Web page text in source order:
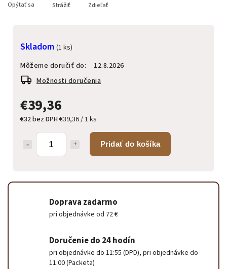
€39,36
€32 bez DPH€39,36 / 1 ks
Pridať do košíka
Skladom (1 ks)
Môžeme doručiť do:
12.8.2026
Možnosti doručenia
Opýtať sa Strážiť Zdieľať
Doprava zadarmo
pri objednávke od 72 €
Doručenie do 24 hodín
pri objednávke do 11:55 (DPD), pri objednávke do
11:00 (Packeta)